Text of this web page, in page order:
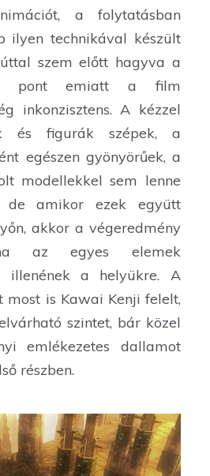
a folytatásban
ilyen technikával készült
szem előtt hagyva a
pont emiatt a film
inkonzisztens. A kézzel
és figurák szépek, a
egészen gyönyörűek, a
modellekkel sem lenne
de amikor ezek együtt
akkor a végeredmény
az egyes elemek
illenének a helyükre. A
most is Kawai Kenji felelt,
szintet, bár közel
emlékezetes dallamot
részben.